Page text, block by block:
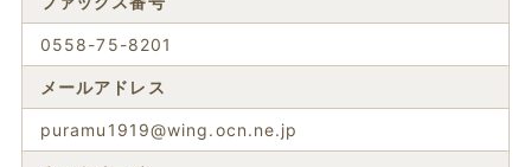
0558-75-8201
メールアドレス
puramu1919@wing.ocn.ne.jp